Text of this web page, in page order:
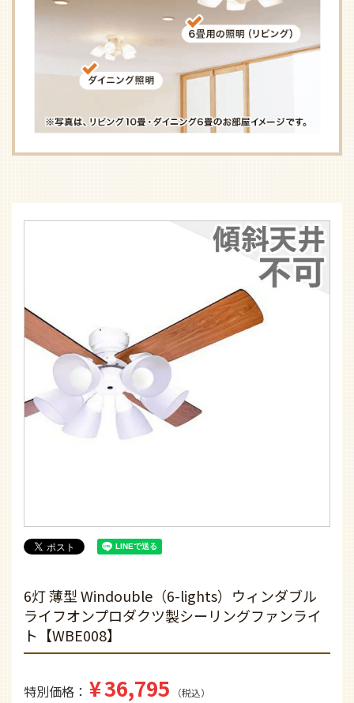
6灯 薄型 Windouble（6-lights）ウィンダブル
ライフオンプロダクツ製シーリングファンライ
ト【WBE008】
特別価格 ¥36,795 税込